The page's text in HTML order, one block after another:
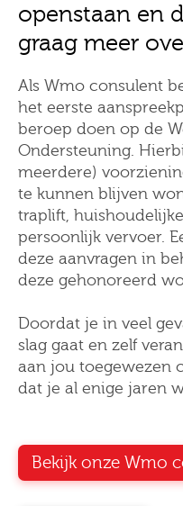
openstaan en
graag meer
Als Wmo consulent
het eerste
beroep doen op de
Ondersteuning.
meerdere)
te kunnen blijven
traplift,
persoonlijk vervoer.
deze aanvragen in
deze gehonoreerd
Doordat je in veel
slag gaat en zelf
aan jou toegewezen
dat je al enige jaren
Bekijk onze Wmo